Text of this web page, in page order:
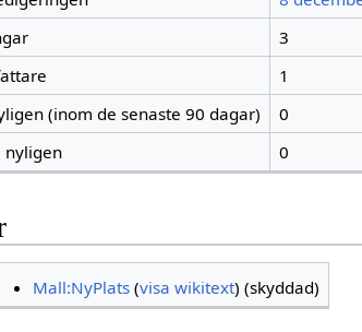
3
1
(inom de senaste 90 dagar)
0
nyligen
0
Mall:NyPlats (visa wikitext) (skyddad)